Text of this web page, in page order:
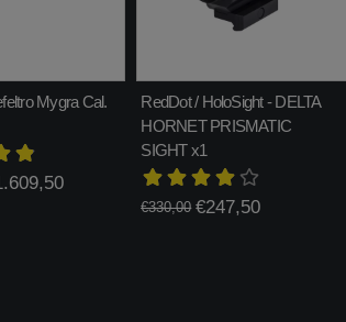
Mygra Cal.
RedDot / HoloSight - DELTA
HORNET PRISMATIC
SIGHT x1
€247,50
€330,00